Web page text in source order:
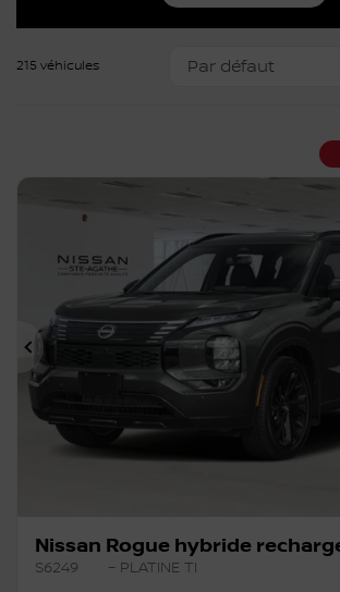
215 véhicules
Précédent
Nissan Rogue hybride
S6249
– PLATINE TI